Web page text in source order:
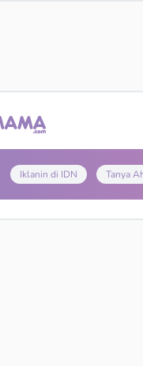
Iklanin di IDN Tanya